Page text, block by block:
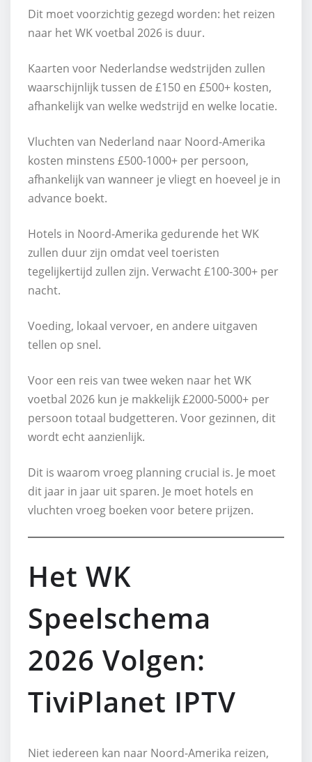
Dit moet voorzichtig gezegd worden: het reizen
naar het WK voetbal 2026 is duur.
Kaarten voor Nederlandse wedstrijden zullen
waarschijnlijk tussen de £150 en £500+ kosten,
afhankelijk van welke wedstrijd en welke locatie.
Vluchten van Nederland naar Noord-Amerika
kosten minstens £500-1000+ per persoon,
afhankelijk van wanneer je vliegt en hoeveel je in
advance boekt.
Hotels in Noord-Amerika gedurende het WK
zullen duur zijn omdat veel toeristen
tegelijkertijd zullen zijn. Verwacht £100-300+ per
nacht.
Voeding, lokaal vervoer, en andere uitgaven
tellen op snel.
Voor een reis van twee weken naar het WK
voetbal 2026 kun je makkelijk £2000-5000+ per
persoon totaal budgetteren. Voor gezinnen, dit
wordt echt aanzienlijk.
Dit is waarom vroeg planning crucial is. Je moet
dit jaar in jaar uit sparen. Je moet hotels en
vluchten vroeg boeken voor betere prijzen.
Het WK
Speelschema
2026 Volgen:
TiviPlanet IPTV
Niet iedereen kan naar Noord-Amerika reizen,